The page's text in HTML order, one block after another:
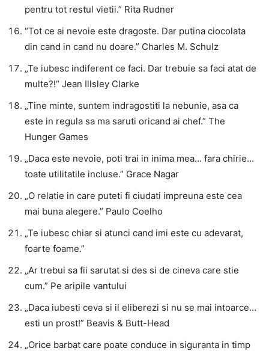
pentru tot restul vietii.” Rita Rudner
“Tot ce ai nevoie este dragoste. Dar putina ciocolata
din cand in cand nu doare.” Charles M. Schulz
„Te iubesc indiferent ce faci. Dar trebuie sa faci atat de
multe?!“ Jean Illsley Clarke
„Tine minte, suntem indragostiti la nebunie, asa ca
este in regula sa ma saruti oricand ai chef.” The
Hunger Games
„Daca este nevoie, poti trai in inima mea… fara chirie…
toate utilitatile incluse.” Grace Nagar
„O relatie in care puteti fi ciudati impreuna este cea
mai buna alegere.” Paulo Coelho
„Te iubesc chiar si atunci cand imi este cu adevarat,
foarte foame.”
„Ar trebui sa fii sarutat si des si de cineva care stie
cum.” Pe aripile vantului
„Daca iubesti ceva si il eliberezi si nu se mai intoarce…
esti un prost!” Beavis & Butt-Head
„Orice barbat care poate conduce in siguranta in timp